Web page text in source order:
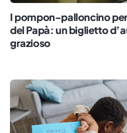
I pompon-palloncino
del Papà: un biglietto
grazioso